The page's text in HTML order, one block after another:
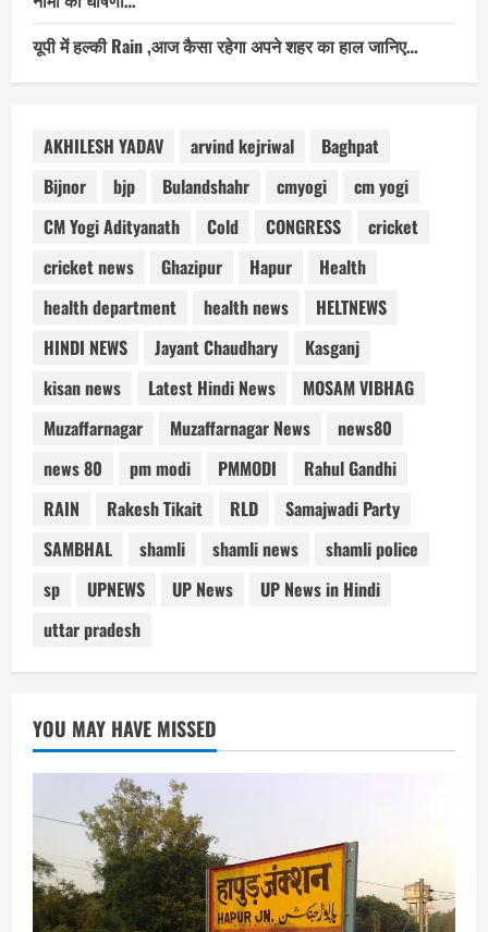
यूपी में हल्की Rain ,आज कैसा रहेगा अपने शहर का हाल जानिए…
AKHILESH YADAV arvind kejriwal
Baghpat
Bijnor
bjp Bulandshahr cmyogi
cm yogi
CM Yogi Adityanath
Cold CONGRESS
cricket
cricket news
Ghazipur Hapur
Health
health department
health news
HELTNEWS
HINDI NEWS
Jayant Chaudhary
Kasganj
kisan news
Latest Hindi News
MOSAM VIBHAG
Muzaffarnagar
Muzaffarnagar News
news80
news 80
pm modi PMMODI
Rahul Gandhi
RAIN
Rakesh Tikait RLD
Samajwadi Party
SAMBHAL
shamli shamli news
shamli police
sp
UPNEWS UP News
UP News in Hindi
uttar pradesh
YOU MAY HAVE MISSED